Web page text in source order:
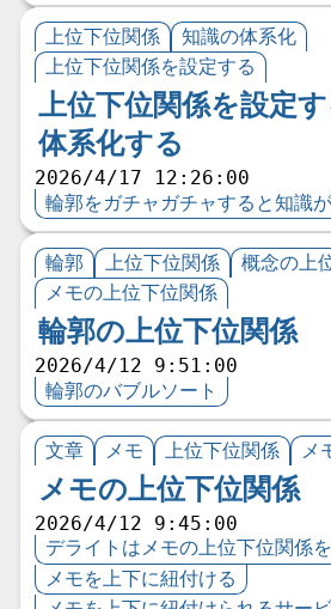
上位下位関係
知識の体系化
上位下位関係を設定する
上位下位関係を設定
体系化する
2026/4/17 12:26:00
輪郭をガチャガチャすると知識
輪郭 上位下位関係
概念の上
メモの上位下位関係
輪郭の上位下位関係
2026/4/12 9:51:00
輪郭のバブルソート
文章 メモ 上位下位関係 メ
メモの上位下位関係
2026/4/12 9:45:00
デライトはメモの上位下位関係
メモを上下に紐付ける